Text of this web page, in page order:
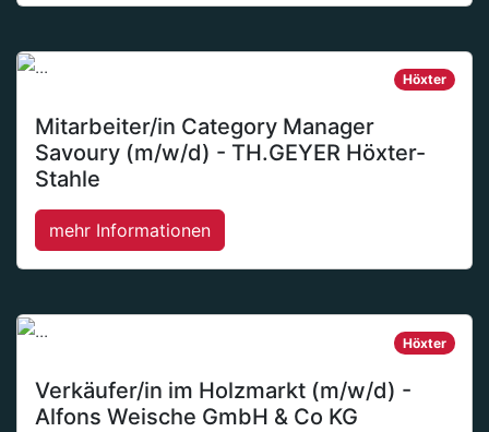
Mitarbeiter/in Category Manager
Savoury (m/w/d) - TH.GEYER Höxter-
Stahle
Höxter
mehr Informationen
Verkäufer/in im Holzmarkt (m/w/d) -
Alfons Weische GmbH & Co KG
Höxter